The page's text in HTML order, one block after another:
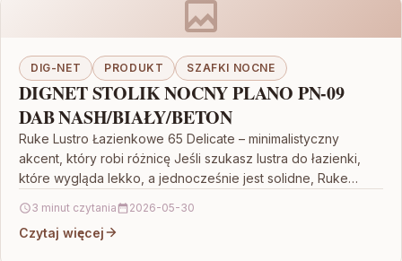
DIG-NET PRODUKT SZAFKI NOCNE
DIGNET STOLIK NOCNY PLANO PN-09
DAB NASH/BIAŁY/BETON
Ruke Lustro Łazienkowe 65 Delicate – minimalistyczny
akcent, który robi różnicę Jeśli szukasz lustra do łazienki,
które wygląda lekko, a jednocześnie jest solidne, Ruke…
3 minut czytania 2026-05-30
Czytaj więcej